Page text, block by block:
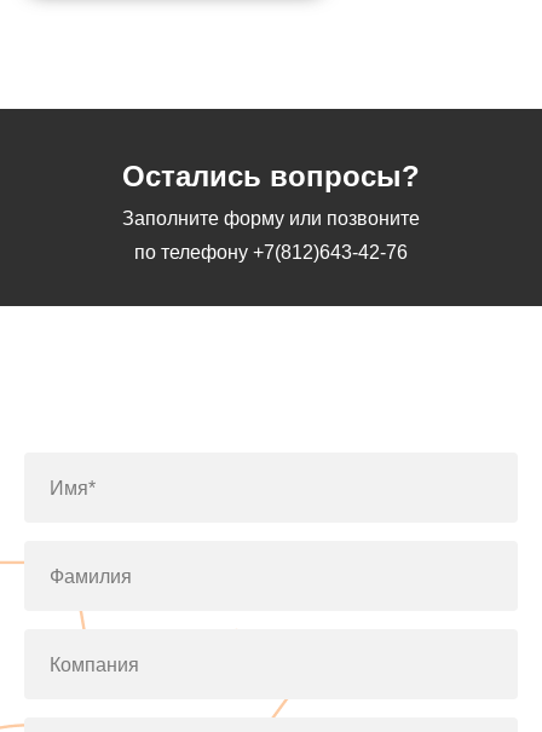
Остались вопросы?
Заполните форму или позвоните
по телефону +7(812)643-42-76
Имя*
Фамилия
Компания